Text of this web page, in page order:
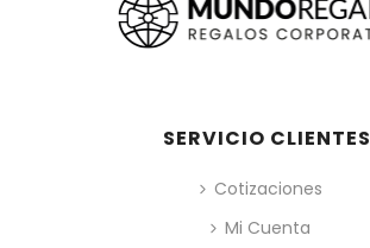
SERVICIO CLIENTES
Cotizaciones
Mi Cuenta